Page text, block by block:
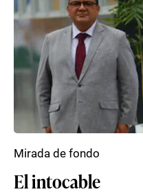
El intocable
Mirada de fondo